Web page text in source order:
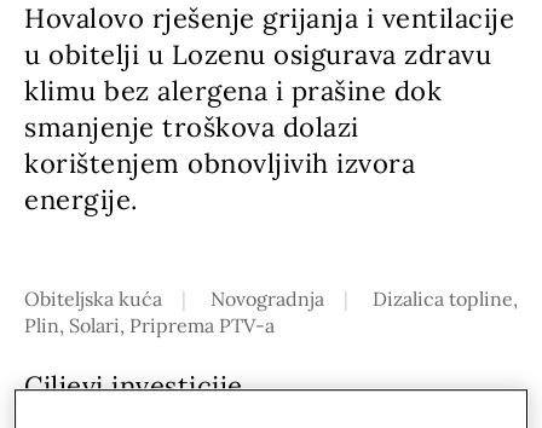
Hovalovo rješenje grijanja i ventilacije
u obitelji u Lozenu osigurava zdravu
klimu bez alergena i prašine dok
smanjenje troškova dolazi
korištenjem obnovljivih izvora
energije.
Obiteljska kuća Novogradnja
Dizalica topline,
Plin, Solari, Priprema PTV-a
Ciljevi investicije